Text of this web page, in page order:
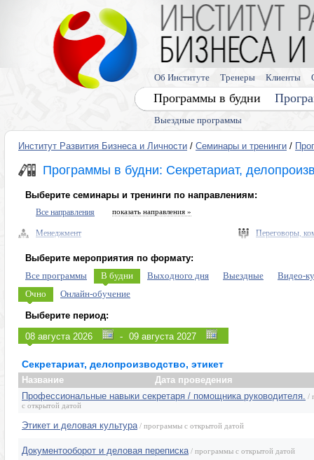
Выездные программы
Программы в будни
Об Институте Тренеры Клиенты
Институт Развития Бизнеса и Личности / Семинары и тренинги /
Программы в будни: Секретариат,
Выберите семинары и тренинги по направлениям:
Все направления показать направления »
Менеджмент
Безопасность бизнеса, риски
Экономика, право
Налоговое планирование
Управление персоналом (HR)
Продажи, клиенты, сервис
Секретариат, делопроизводство, этикет
Переговоры,
Программы
Выберите мероприятия по формату:
Все программы
В будни Выходного дня Выездные
Видео-
Очно
Онлайн-обучение
Выберите период:
-
Секретариат, делопроизводство, этикет
Название
Дата проведения
Профессиональные навыки секретаря / помощника руководителя. /
с открытой датой
Этикет и деловая культура / программы с открытой датой
Документооборот и деловая переписка / программы с открытой датой